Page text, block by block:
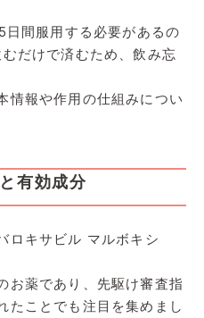
間服用する必要があるの
だけで済むため、飲み忘
情報や作用の仕組みについ
有効成分
ロキサビル マルボキシ
お薬であり、先駆け審査指
たことでも注目を集めまし